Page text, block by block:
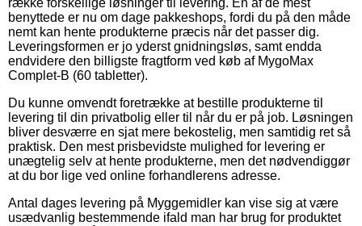
benyttede er nu om dage pakkeshops, fordi du på den måde
nemt kan hente produkterne præcis når det passer dig.
Leveringsformen er jo yderst gnidningsløs, samt endda
endvidere den billigste fragtform ved køb af MygoMax
Complet-B (60 tabletter).
Du kunne omvendt foretrække at bestille produkterne til
levering til din privatbolig eller til når du er på job. Løsningen
bliver desværre en sjat mere bekostelig, men samtidig ret så
praktisk. Den mest prisbevidste mulighed for levering er
unægtelig selv at hente produkterne, men det nødvendiggør
at du bor lige ved online forhandlerens adresse.
Antal dages levering på Myggemidler kan vise sig at være
usædvanlig bestemmende ifald man har brug for produktet